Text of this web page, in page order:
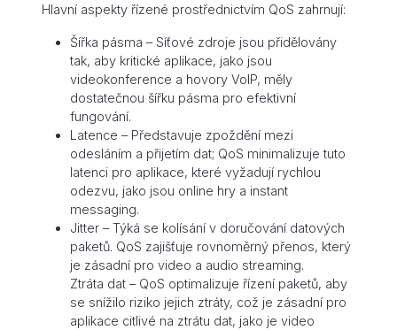
Hlavní aspekty řízené prostřednictvím QoS zahrnují:
Šířka pásma – Síťové zdroje jsou přidělovány
tak, aby kritické aplikace, jako jsou
videokonference a hovory VoIP, měly
dostatečnou šířku pásma pro efektivní
fungování.
Latence – Představuje zpoždění mezi
odesláním a přijetím dat; QoS minimalizuje tuto
latenci pro aplikace, které vyžadují rychlou
odezvu, jako jsou online hry a instant
messaging.
Jitter – Týká se kolísání v doručování datových
paketů. QoS zajišťuje rovnoměrný přenos, který
je zásadní pro video a audio streaming.
Ztráta dat – QoS optimalizuje řízení paketů, aby
se snížilo riziko jejich ztráty, což je zásadní pro
aplikace citlivé na ztrátu dat, jako je video